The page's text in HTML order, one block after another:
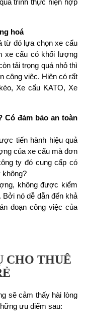
trình thực hiện hợp
hoá
từ đó lựa chọn xe cẩu
xe cẩu có khối lượng
tải trọng quá nhỏ thì
công việc. Hiện có rất
Xe cẩu KATO, Xe
Có đảm bảo an toàn
tiến hành hiệu quả
của xe cẩu mà đơn
ty đó cung cấp có
không?
không được kiểm
nó dễ dẫn đến khả
đoạn công việc của
CHO THUÊ
sẽ cảm thấy hài lòng
ưu điểm sau: